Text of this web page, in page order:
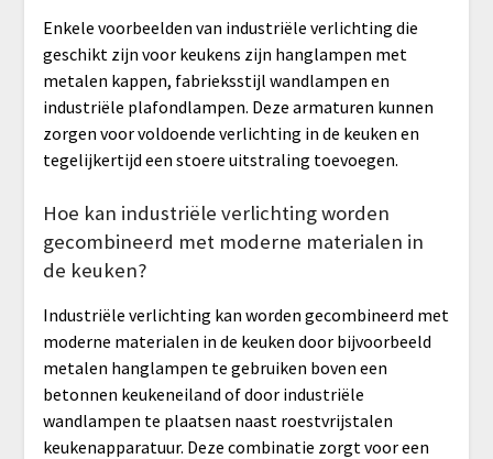
Enkele voorbeelden van industriële verlichting die
geschikt zijn voor keukens zijn hanglampen met
metalen kappen, fabrieksstijl wandlampen en
industriële plafondlampen. Deze armaturen kunnen
zorgen voor voldoende verlichting in de keuken en
tegelijkertijd een stoere uitstraling toevoegen.
Hoe kan industriële verlichting worden
gecombineerd met moderne materialen in
de keuken?
Industriële verlichting kan worden gecombineerd met
moderne materialen in de keuken door bijvoorbeeld
metalen hanglampen te gebruiken boven een
betonnen keukeneiland of door industriële
wandlampen te plaatsen naast roestvrijstalen
keukenapparatuur. Deze combinatie zorgt voor een